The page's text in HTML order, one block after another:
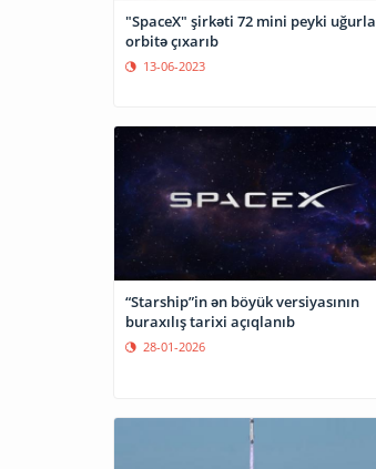
"SpaceX" şirkəti 72 mini peyki uğurla
orbitə çıxarıb
13-06-2023
“Starship”in ən böyük versiyasının
buraxılış tarixi açıqlanıb
28-01-2026